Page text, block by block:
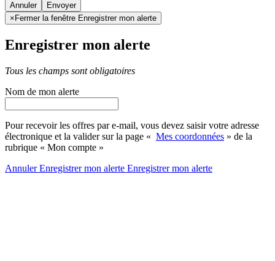
Annuler
× Fermer la fenêtre Enregistrer mon alerte
Enregistrer mon alerte
Tous les champs sont obligatoires
Nom de mon alerte
Pour recevoir les offres par e-mail, vous devez saisir votre adresse
électronique et la valider sur la page « Mes coordonnées » de la
rubrique « Mon compte »
AnnulerEnregistrer mon alerte Enregistrermon alerte